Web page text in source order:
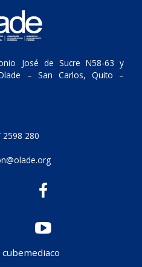
José de Sucre N58-63 y
– San Carlos, Quito –
280